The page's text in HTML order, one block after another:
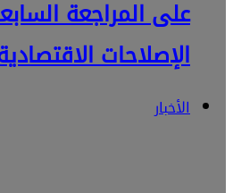
على المراجعة
الإصلاحات
الأخبار